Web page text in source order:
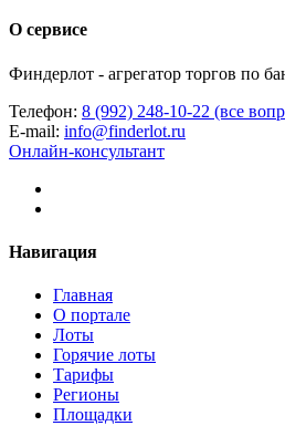
О сервисе
Финдерлот - агрегатор торгов по
Телефон: 8 (992) 248-10-22 (все
E-mail: info@finderlot.ru
Онлайн-консультант
Навигация
Главная
О портале
Лоты
Горячие лоты
Тарифы
Регионы
Площадки